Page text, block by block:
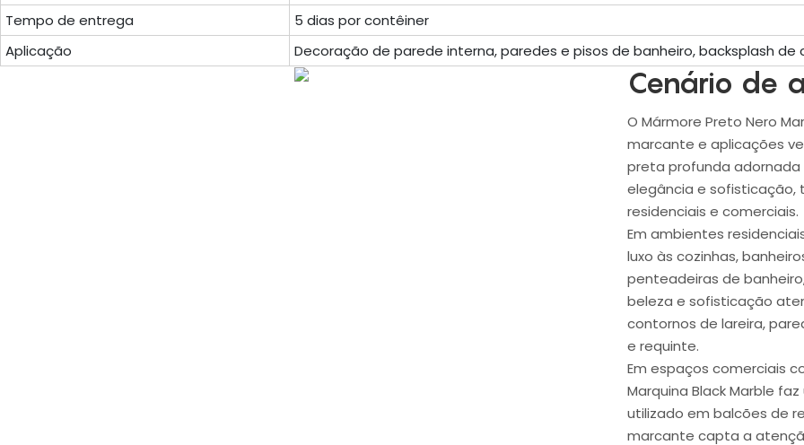
Tempo de entrega
5 dias por contêiner
Aplicação
Decoração de parede interna, paredes e pisos de banheiro, backsplash
Cenário de
O Mármore Preto Nero
marcante e aplicações
preta profunda
elegância e sofisticação,
residenciais e comerciais.
Em ambientes
luxo às cozinhas,
penteadeiras de
beleza e sofisticação
contornos de lareira,
e requinte.
Em espaços comerciais
Marquina Black Marble
utilizado em balcões de
marcante capta a